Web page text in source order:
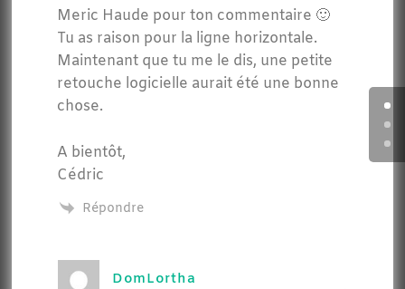
Meric Haude pour ton commentaire 🙂
Tu as raison pour la ligne horizontale.
Maintenant que tu me le dis, une petite
retouche logicielle aurait été une bonne
chose.
A bientôt,
Cédric
Répondre
DomLortha